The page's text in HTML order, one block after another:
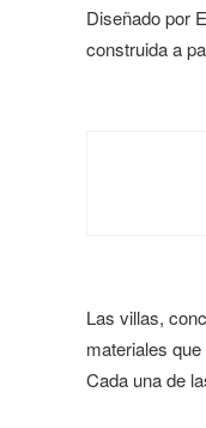
Diseñado por
construida a
Las villas,
materiales
Cada una de